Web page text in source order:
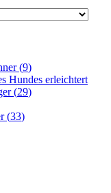
(9)
Hundes erleichtert
(29)
(33)